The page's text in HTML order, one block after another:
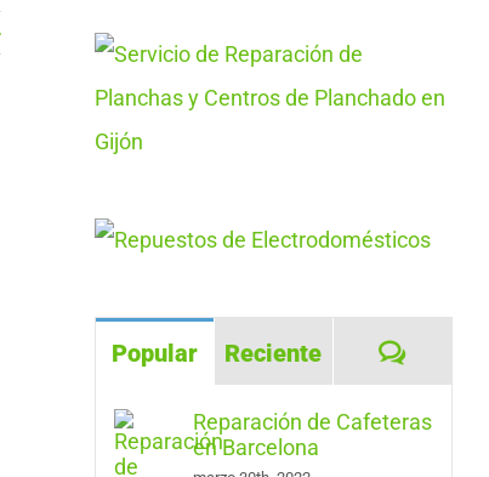
Popular Reciente
Reparación de Cafeteras
en Barcelona